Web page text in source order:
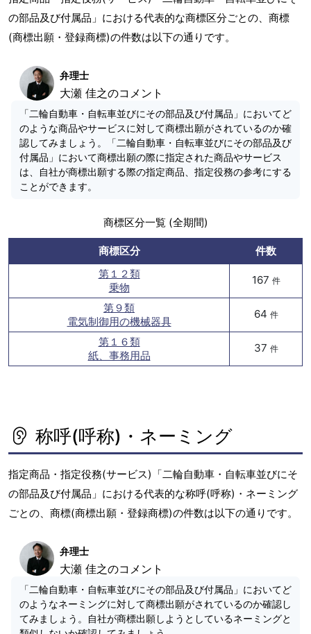
の部品及び付属品」における代表的な商標区分ごとの、商標
(商標出願・登録商標)の件数は以下の通りです。
弁理士
大瀬 佳之のコメント
「二輪自動車・自転車並びにその部品及び付属品」においてど
のような商品やサービスに対して商標出願がされているのか確
認してみましょう。「二輪自動車・自転車並びにその部品及び
付属品」において商標出願の際に指定された商品やサービス
は、自社が商標出願する際の指定商品、指定役務の参考にする
ことができます。
商標区分一覧 (全期間)
商標区分
件数
第１２類
乗物
167 件
第９類
電気制御用の機械器具
64 件
第１６類
紙、事務用品
37 件
称呼(呼称)・ネーミング
指定商品・指定役務(サービス)「二輪自動車・自転車並びにそ
の部品及び付属品」における代表的な称呼(呼称)・ネーミング
ごとの、商標(商標出願・登録商標)の件数は以下の通りです。
弁理士
大瀬 佳之のコメント
「二輪自動車・自転車並びにその部品及び付属品」においてど
のようなネーミングに対して商標出願がされているのか確認し
てみましょう。自社が商標出願しようとしているネーミングと